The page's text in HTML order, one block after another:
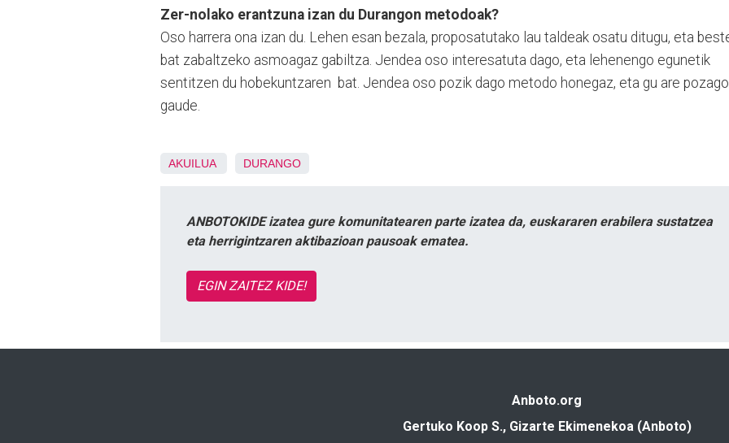
Zer-nolako erantzuna izan du Durangon metodoak?
Oso harrera ona izan du. Lehen esan bezala, proposatutako lau taldeak osatu ditugu, eta
bat zabaltzeko asmoagaz gabiltza. Jendea oso interesatuta dago, eta lehenengo egunetik
sentitzen du hobekuntzaren bat. Jendea oso pozik dago metodo honegaz, eta gu are pozago
gaude.
AKUILUA DURANGO
ANBOTOKIDE izatea gure komunitatearen parte izatea da, euskararen erabilera sustatzea
eta herrigintzaren aktibazioan pausoak ematea.
EGIN ZAITEZ KIDE!
Anboto.org
Gertuko Koop S., Gizarte Ekimenekoa (Anboto)